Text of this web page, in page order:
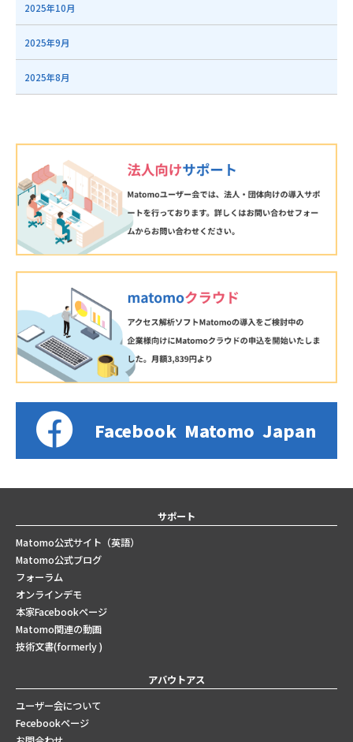
2025年10月
2025年9月
2025年8月
Facebook Matomo Japan
サポート
Matomo公式サイト（英語）
Matomo公式ブログ
フォーラム
オンラインデモ
本家Facebookページ
Matomo関連の動画
技術文書(formerly )
アバウトアス
ユーザー会について
Fecebookページ